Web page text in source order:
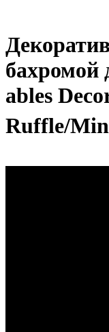
бахромой
ables
Ruffle/